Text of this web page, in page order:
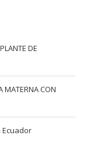
DE
MATERNA CON